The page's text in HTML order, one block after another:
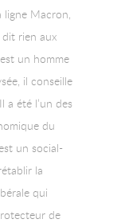
Macron,
rien aux
un homme
il conseille
a été l’un des
du
un social-
la
qui
de